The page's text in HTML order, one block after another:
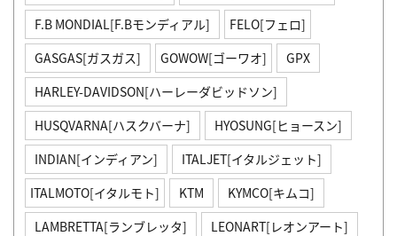
F.B MONDIAL[F.Bモンディアル]
FELO[フェロ]
GASGAS[ガスガス]
GOWOW[ゴーワオ]
GPX
HARLEY-DAVIDSON[ハーレーダビッドソン]
HUSQVARNA[ハスクバーナ]
HYOSUNG[ヒョースン]
INDIAN[インディアン]
ITALJET[イタルジェット]
ITALMOTO[イタルモト]
KTM
KYMCO[キムコ]
LAMBRETTA[ランブレッタ]
LEONART[レオンアート]